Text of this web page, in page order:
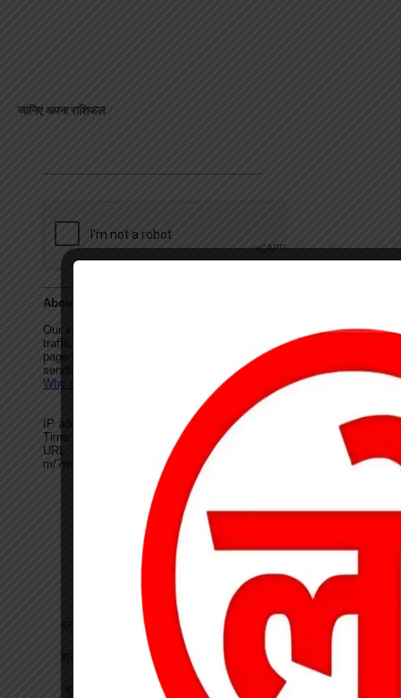
जानिए अपना राशिफल
ब्रेकिंग : खेत में विवाद के बाद महिला की संदिग्ध मौत, पति फरार
श्रद्धा पेट्रोल पंप तिवारता में पुलिस का छापा गड़बड़ी की आशंका
भू-प्रभावित युवाओं को रोजगार देने की मांग, महाप्रबंधक को सौंपा ज्ञापन